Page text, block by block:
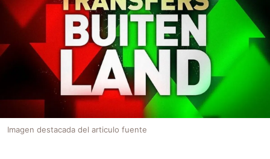
Imagen destacada del articulo fuente